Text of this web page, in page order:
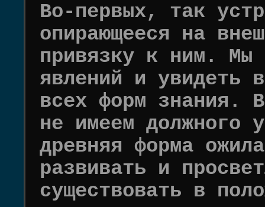
Во-первых, так
опирающееся на
привязку к ним. Мы
явлений и увидеть
всех форм знания.
не имеем должного
древняя форма
развивать и
существовать в